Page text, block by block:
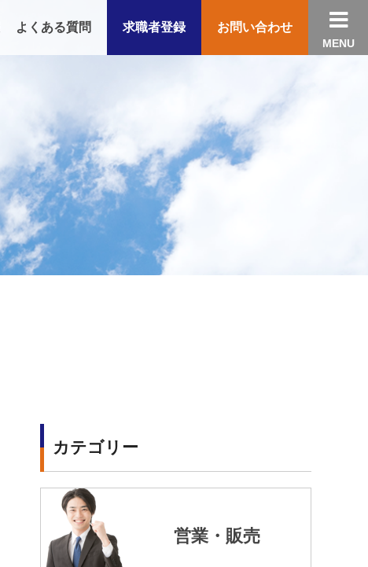
よくある質問 求職者登録 お問い合わせ 
MENU
カテゴリー
営業・販売